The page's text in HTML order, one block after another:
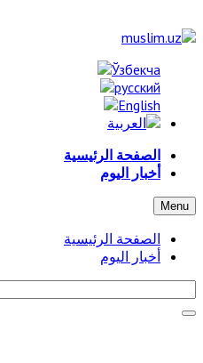
الصفحة الرئيسية
أخبار اليوم
Menu
الصفحة الرئيسية
أخبار اليوم